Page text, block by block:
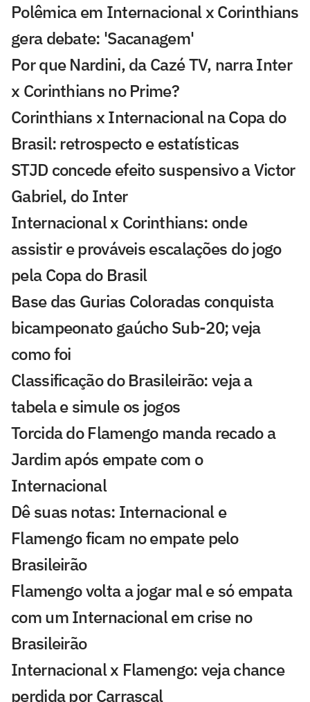
Polêmica em Internacional x Corinthians
gera debate: 'Sacanagem'
Por que Nardini, da Cazé TV, narra Inter
x Corinthians no Prime?
Corinthians x Internacional na Copa do
Brasil: retrospecto e estatísticas
STJD concede efeito suspensivo a Victor
Gabriel, do Inter
Internacional x Corinthians: onde
assistir e prováveis escalações do jogo
pela Copa do Brasil
Base das Gurias Coloradas conquista
bicampeonato gaúcho Sub-20; veja
como foi
Classificação do Brasileirão: veja a
tabela e simule os jogos
Torcida do Flamengo manda recado a
Jardim após empate com o
Internacional
Dê suas notas: Internacional e
Flamengo ficam no empate pelo
Brasileirão
Flamengo volta a jogar mal e só empata
com um Internacional em crise no
Brasileirão
Internacional x Flamengo: veja chance
perdida por Carrascal